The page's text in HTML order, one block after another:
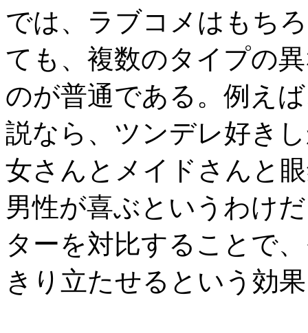
では、ラブコメはもち
ても、複数のタイプの
のが普通である。例え
説なら、ツンデレ好き
女さんとメイドさんと
男性が喜ぶというわけ
ターを対比することで
きり立たせるという効